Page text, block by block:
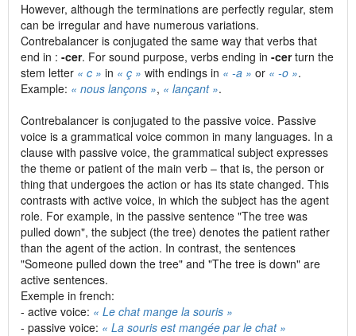
However, although the terminations are perfectly regular, stem
can be irregular and have numerous variations.
Contrebalancer is conjugated the same way that verbs that
end in : -cer. For sound purpose, verbs ending in -certurn the
stem letter « c » in « ç » with endings in « -a » or « -o ».
Example: « nous lançons », « lançant ».
Contrebalancer is conjugated to the passive voice. Passive
voice is a grammatical voice common in many languages. In a
clause with passive voice, the grammatical subject expresses
the theme or patient of the main verb – that is, the person or
thing that undergoes the action or has its state changed. This
contrasts with active voice, in which the subject has the agent
role. For example, in the passive sentence "The tree was
pulled down", the subject (the tree) denotes the patient rather
than the agent of the action. In contrast, the sentences
"Someone pulled down the tree" and "The tree is down" are
active sentences.
Exemple in french:
- active voice: « Le chat mange la souris »
- passive voice: « La souris est mangée par le chat »